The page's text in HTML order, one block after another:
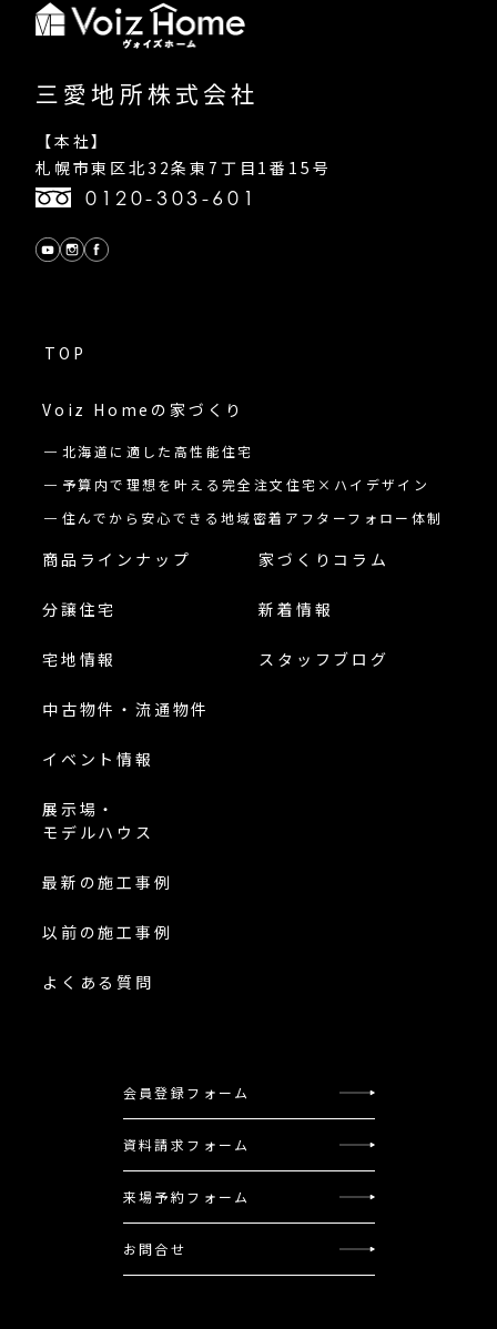
三愛地所株式会社
【本社】
札幌市東区北32条東7丁目1番15号
0120-303-601
TOP
Voiz Homeの 家づくり
北海道に適した高性能住宅
予算内で理想を叶える完全注文住宅×ハイデザイン
住んでから安心できる地域密着アフターフォロー体制
商品ラインナップ
分譲住宅
宅地情報
中古物件・流通物件
イベント情報
展示場・
モデルハウス
最新の施工事例
以前の施工事例
よくある質問
家づくりコラム
新着情報
スタッフブログ
会員登録フォーム
資料請求フォーム
来場予約フォーム
お問合せ